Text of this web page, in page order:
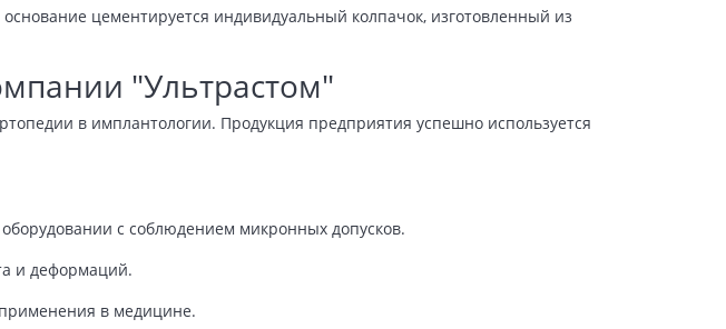
цементируется индивидуальный колпачок, изготовленный из
"Ультрастом"
в имплантологии. Продукция предприятия успешно используется
с соблюдением микронных допусков.
и деформаций.
в медицине.